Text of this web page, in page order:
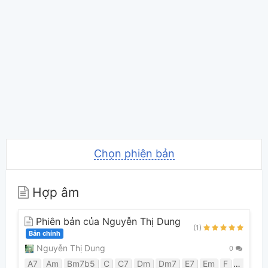
Chọn phiên bản
Hợp âm
Phiên bản của Nguyễn Thị Dung
Bản chính
(1)
Nguyễn Thị Dung 0
A7 Am Bm7b5 C C7 Dm Dm7 E7 Em F Fm